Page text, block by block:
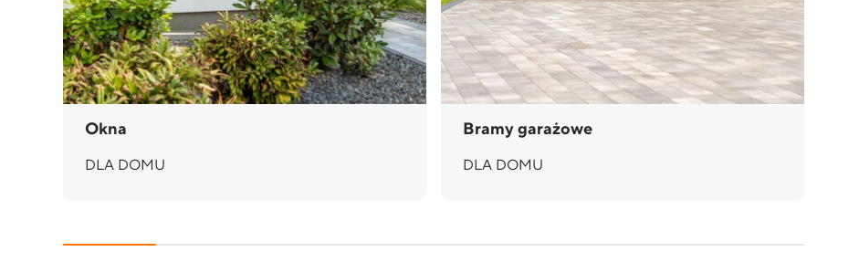
Okna
DLA DOMU
Bramy garażowe
DLA DOMU